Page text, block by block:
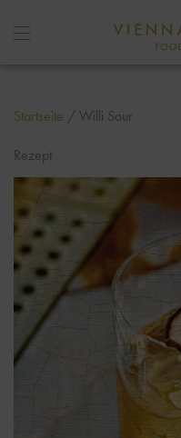
Startseite / Willi Sour
Rezept